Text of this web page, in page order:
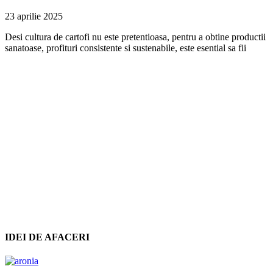
23 aprilie 2025
Desi cultura de cartofi nu este pretentioasa, pentru a obtine productii
sanatoase, profituri consistente si sustenabile, este esential sa fii
IDEI DE AFACERI